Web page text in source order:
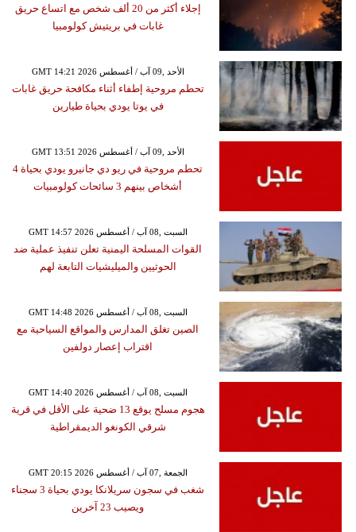
إجلاء أكثر من 20 ألف شخص مع اتساع حريق
غابات في بريتيش كولومبيا
GMT 14:21 2026 الأحد ,09 آب / أغسطس
تحطم مروحية إطفاء أثناء مكافحة حريق غابات
في يوتا يودي بحياة طيارين
GMT 13:51 2026 الأحد ,09 آب / أغسطس
تحطم مروحية في ريو دي جانيرو يودي بحياة 4
أشخاص بينهم 3 سائحات كولومبيات
GMT 14:57 2026 السبت ,08 آب / أغسطس
القوات المسلحة اليمنية تعلن تنفيذ عملية ضد
الحوثيين والميليشيات التابعة لهم
GMT 14:48 2026 السبت ,08 آب / أغسطس
الصين تغلق المدارس والمواقع السياحية مع
اقتراب إعصار دولفين
GMT 14:40 2026 السبت ,08 آب / أغسطس
هجوم مسلح يوقع 13 ضحية على الأقل في قرية
شرقي الكونغو الديمقراطية
GMT 20:15 2026 الجمعة ,07 آب / أغسطس
شغب في سجون سريلانكا يودي بحياة 3 سجناء
ويصيب 23 آخرين